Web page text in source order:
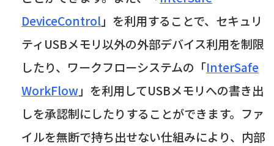
DeviceControl」を利用することで、セキュリ
ティUSBメモリ以外の外部デバイス利用を制限
したり、ワークフローシステムの「InterSafe
WorkFlow」を利用してUSBメモリへの書き出
しを承認制にしたりすることができます。ファ
イルを無断で持ち出せない仕組みにより、内部